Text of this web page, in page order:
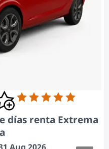
días renta Extrema